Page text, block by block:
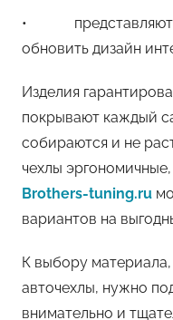
• представляют
обновить дизайн
Изделия
покрывают каждый
собираются и не
чехлы
Brothers-tuning.ru
вариантов на
К выбору материала,
авточехлы, нужно
внимательно и